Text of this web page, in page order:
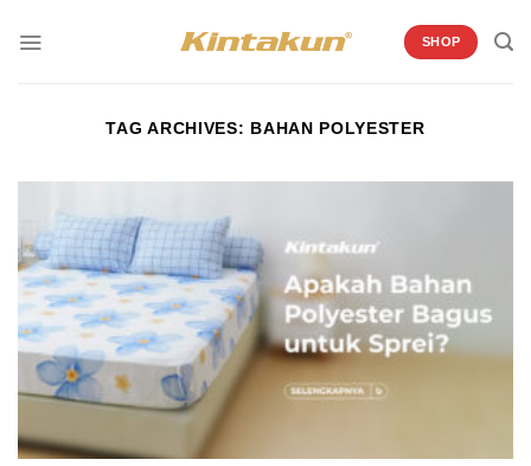
SHOP
TAG ARCHIVES: BAHAN POLYESTER